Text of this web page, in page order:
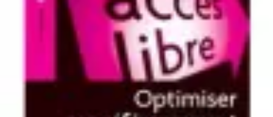
Patrimoine Optimal
Stratégies de Patrimoine
Stratégies d'InvestissementGestion de
Conseils de gestionInvestissements
Patrimoine Optimal